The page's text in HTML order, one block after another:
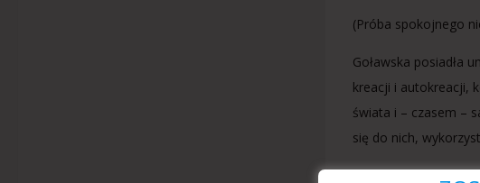
(Próba spokojnego
Goławska posiadła
kreacji i autokreacji,
świata i – czasem –
się do nich,
(…)